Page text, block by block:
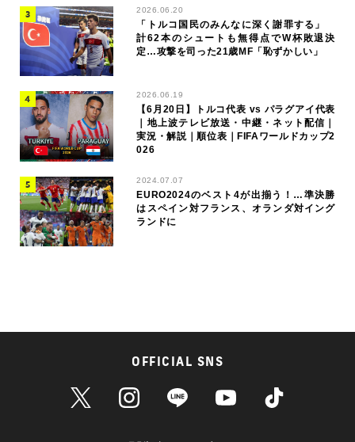
2026.06.20
「トルコ国民のみんなに深く謝罪する」
計62本のシュートも無得点でW杯敗退決
定…攻撃を司った21歳MF「恥ずかしい」
2026.06.19
【6月20日】トルコ代表 vs パラグアイ代表
｜地上波テレビ放送・中継・ネット配信｜
実況・解説｜順位表｜FIFAワールドカップ2
026
2024.07.07
EURO2024のベスト4が出揃う！…準決勝
はスペイン対フランス、オランダ対イング
ランドに
OFFICIAL SNS